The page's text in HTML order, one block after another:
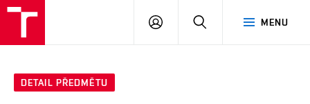
MENU
PŘIHLÁSIT
DETAIL PŘEDMĚTU